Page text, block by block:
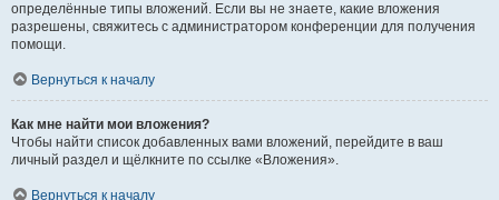
определённые типы вложений. Если вы не знаете, какие вложения
разрешены, свяжитесь с администратором конференции для получения
помощи.
Вернуться к началу
Как мне найти мои вложения?
Чтобы найти список добавленных вами вложений, перейдите в ваш
личный раздел и щёлкните по ссылке «Вложения».
Вернуться к началу